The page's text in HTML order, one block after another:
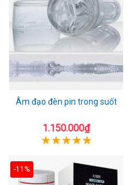
Âm đạo đèn pin trong suốt
1.150.000₫
-11%